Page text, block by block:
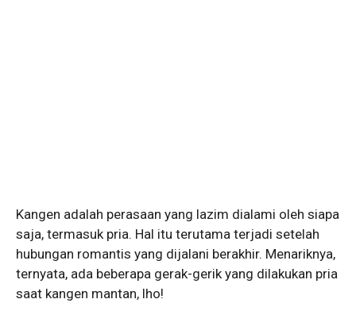
Kangen adalah perasaan yang lazim dialami oleh siapa
saja, termasuk pria. Hal itu terutama terjadi setelah
hubungan romantis yang dijalani berakhir. Menariknya,
ternyata, ada beberapa gerak-gerik yang dilakukan pria
saat kangen mantan, lho!